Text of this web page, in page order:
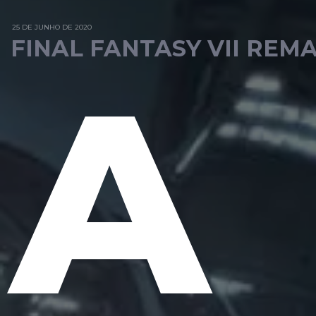
25 DE JUNHO DE 2020
FINAL FANTASY VII
A